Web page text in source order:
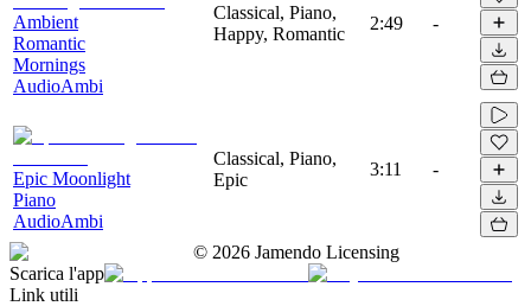
Ambient
Romantic
Mornings
AudioAmbi
Classical, Piano,
Happy, Romantic
2:49 -
Epic Moonlight
Piano
AudioAmbi
Classical, Piano,
Epic
3:11 -
© 2026 Jamendo Licensing
Scarica l'app
Link utili